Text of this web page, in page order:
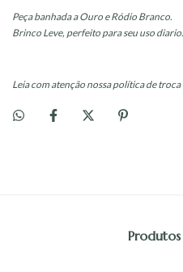
Peça banhada a Ouro e Ródio Branco.
Brinco Leve, perfeito para seu uso diario.
Leia com atenção nossa política de troca